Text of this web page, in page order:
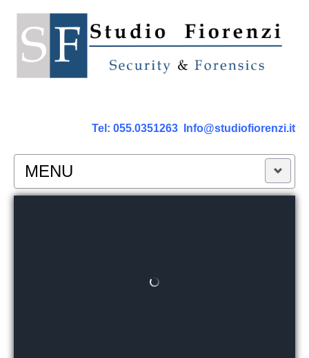
Tel: 055.0351263 Info@studiofiorenzi.it
MENU
Perizia Smartphone Tablet,Cell.